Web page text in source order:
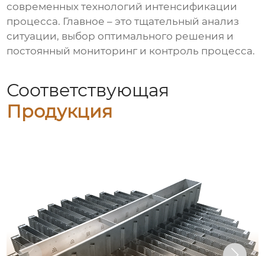
современных технологий интенсификации
процесса. Главное – это тщательный анализ
ситуации, выбор оптимального решения и
постоянный мониторинг и контроль процесса.
Соответствующая
Продукция